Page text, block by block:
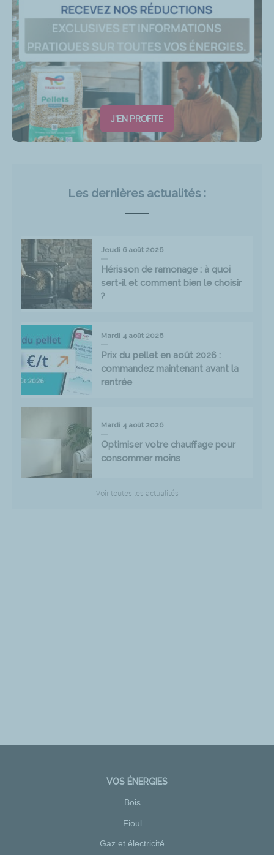
J'EN PROFITE
Les dernières actualités :
Jeudi 6 août 2026
Hérisson de ramonage : à quoi
sert-il et comment bien le choisir
?
Mardi 4 août 2026
Prix du pellet en août 2026 :
commandez maintenant avant la
rentrée
Mardi 4 août 2026
Optimiser votre chauffage pour
consommer moins
Voir toutes les actualités
VOS ÉNERGIES
Bois
Fioul
Gaz et électricité